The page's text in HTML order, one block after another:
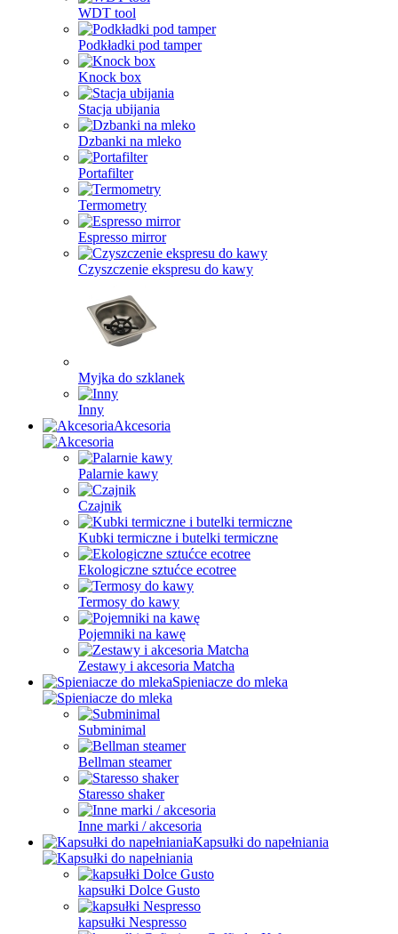
WDT tool
Podkładki pod tamper
Knock box
Stacja ubijania
Dzbanki na mleko
Portafilter
Termometry
Espresso mirror
Czyszczenie ekspresu do kawy
Myjka do szklanek
Inny
Akcesoria
Palarnie kawy
Czajnik
Kubki termiczne i butelki termiczne
Ekologiczne sztućce ecotree
Termosy do kawy
Pojemniki na kawę
Zestawy i akcesoria Matcha
Spieniacze do mleka
Subminimal
Bellman steamer
Staresso shaker
Inne marki / akcesoria
Kapsułki do napełniania
kapsułki Dolce Gusto
kapsułki Nespresso